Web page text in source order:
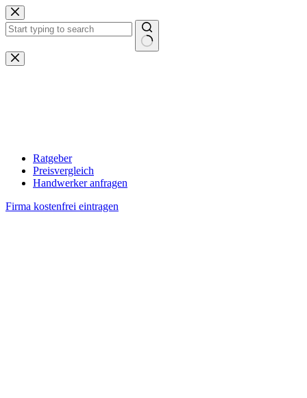
Zum
Inhalt
springen
Keine
Ergebnisse
Ratgeber
Preisvergleich
Handwerker anfragen
Firma kostenfrei eintragen